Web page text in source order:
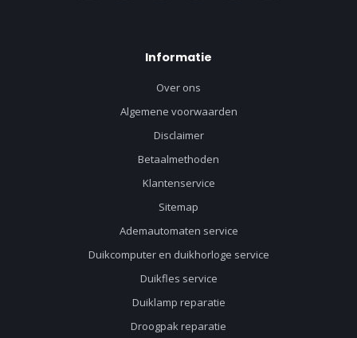
Informatie
Over ons
Algemene voorwaarden
Disclaimer
Betaalmethoden
Klantenservice
Sitemap
Ademautomaten service
Duikcomputer en duikhorloge service
Duikfles service
Duiklamp reparatie
Droogpak reparatie